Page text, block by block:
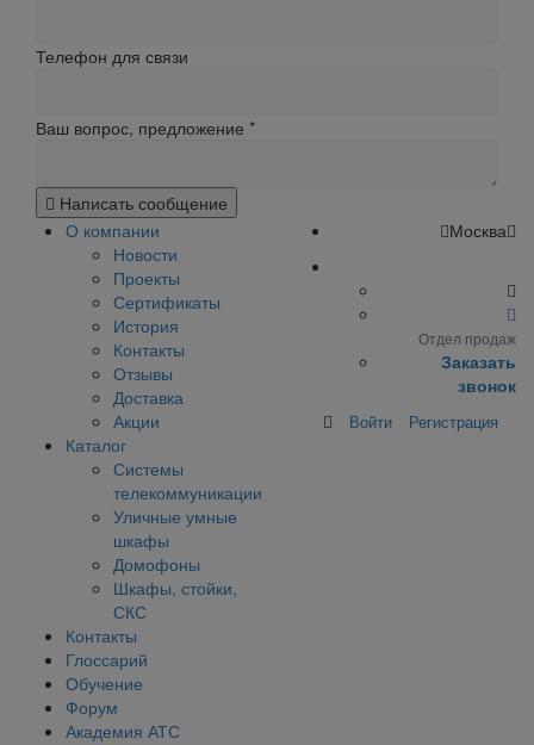
Телефон для связи
Ваш вопрос, предложение *
Написать сообщение
О компании
Новости
Проекты
Сертификаты
История
Контакты
Отзывы
Доставка
Акции
Каталог
Системы
телекоммуникации
Уличные умные
шкафы
Домофоны
Шкафы, стойки,
СКС
Контакты
Глоссарий
Обучение
Форум
Академия АТС
Москва
Отдел продаж
Заказать
звонок
Войти Регистрация